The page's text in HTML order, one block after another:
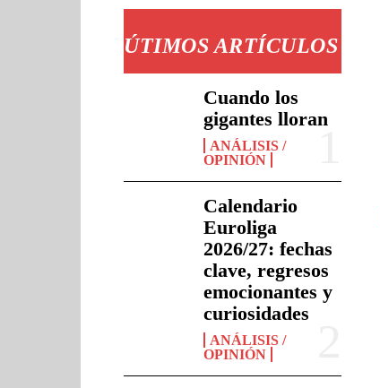
ÚTIMOS ARTÍCULOS
Cuando los
gigantes lloran
ANÁLISIS /
OPINIÓN
Calendario
Euroliga
2026/27: fechas
clave, regresos
emocionantes y
curiosidades
ANÁLISIS /
OPINIÓN